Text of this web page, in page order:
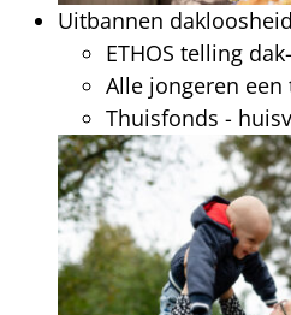
Uitbannen dakloosheid
ETHOS telling
Alle jongeren een
Thuisfonds -